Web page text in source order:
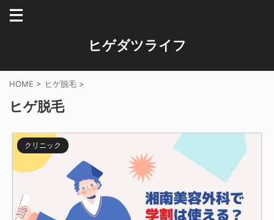
ヒゲダツライフ
HOME > ヒゲ脱毛 >
ヒゲ脱毛
クリニック